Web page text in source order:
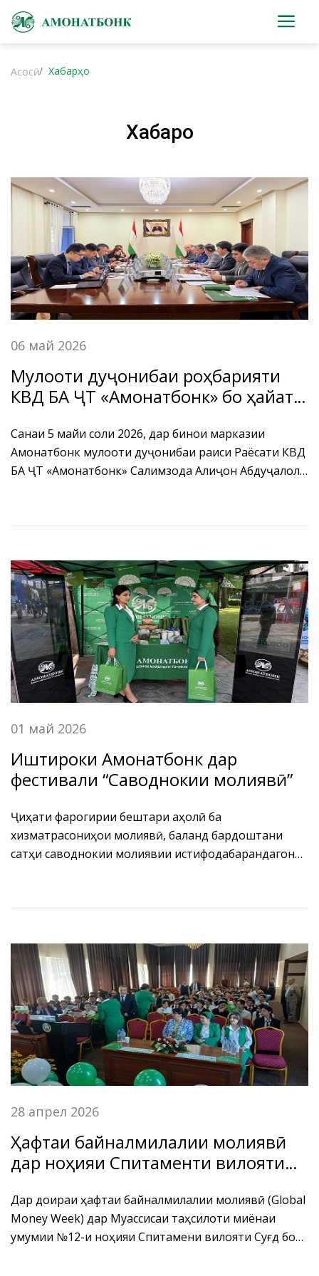
Асосӣ Хабарҳо
Хабарҳо
06 май 2026
Мулоқоти дуҷонибаи роҳбарияти
КВД БА ҶТ «Амонатбонк» бо ҳайати
Санаи 5 майи соли 2026, дар бинои марказии
Амонатбонк мулоқоти дуҷонибаи раиси Раёсати КВД
БА ҶТ «Амонатбонк» Салимзода Алиҷон Абдуҷалол
01 май 2026
Иштироки Амонатбонк дар
фестивали “Саводнокии молиявӣ”
Ҷиҳати фарогирии бештари аҳолӣ ба
хизматрасониҳои молиявӣ, баланд бардоштани
сатҳи саводнокии молиявии истифодабарандагони
июни соли 2023, Nº586 "Дар бораи тадбирҳои вусъат
ибтикори Бонки миллии Тоҷикистон дар Боғи
Куруши Кабир-и шаҳри Душанбе фестивали
“Саводнокии молиявӣ” баргузор гардид.
28 апрел 2026
Ҳафтаи байналмилалии молиявӣ
дар ноҳияи Спитаменти вилояти
Дар доираи ҳафтаи байналмилалии молиявӣ (Global
Money Week) дар Муассисаи таҳсилоти миёнаи
умумии №12-и ноҳияи Спитамени вилояти Суғд бо